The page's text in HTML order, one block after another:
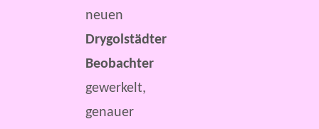
neuen
Drygolstädter
Beobachter
gewerkelt,
genauer